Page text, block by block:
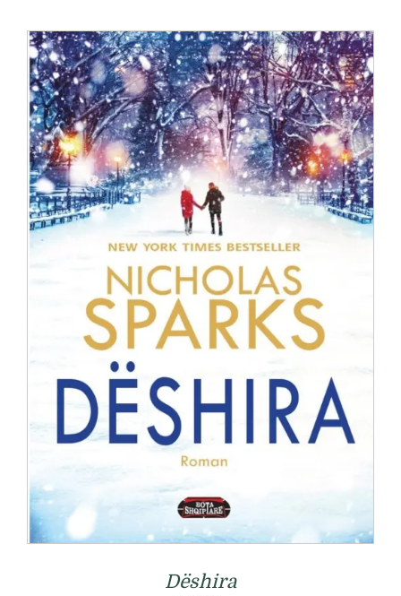
Anglisht
Ditarë
Evente
Blog
Dëshira